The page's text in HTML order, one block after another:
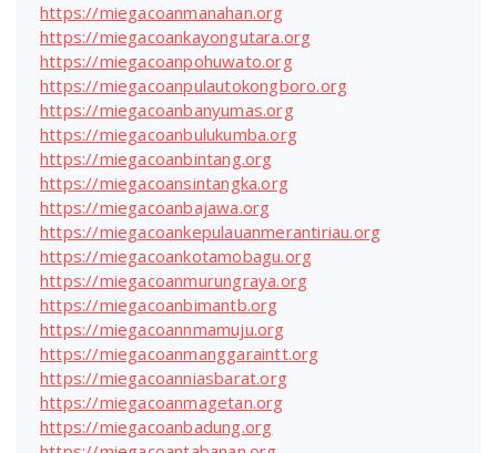
https://miegacoanmanahan.org
https://miegacoankayongutara.org
https://miegacoanpohuwato.org
https://miegacoanpulautokongboro.org
https://miegacoanbanyumas.org
https://miegacoanbulukumba.org
https://miegacoanbintang.org
https://miegacoansintangka.org
https://miegacoanbajawa.org
https://miegacoankepulauanmerantiriau.org
https://miegacoankotamobagu.org
https://miegacoanmurungraya.org
https://miegacoanbimantb.org
https://miegacoannmamuju.org
https://miegacoanmanggaraintt.org
https://miegacoanniasbarat.org
https://miegacoanmagetan.org
https://miegacoanbadung.org